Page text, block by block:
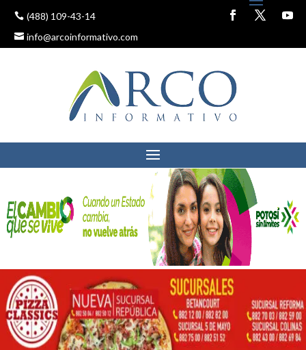
(488) 109-43-14
info@arcoinformativo.com
SEDESORE E IEEA UNEN
ESFUERZOS CONTRA EL
REZAGO EDUCATIVO
7 mayo, 2023